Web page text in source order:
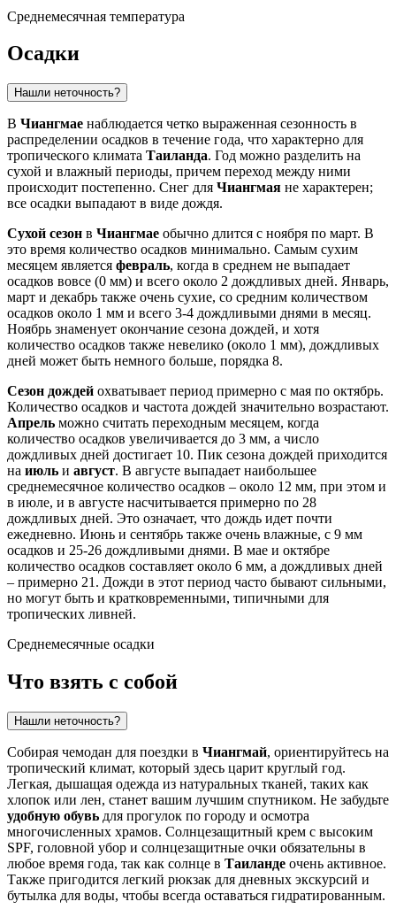
Среднемесячная температура
Осадки
Нашли неточность?
В Чиангмае наблюдается четко выраженная сезонность в
распределении осадков в течение года, что характерно для
тропического климата Таиланда. Год можно разделить на
сухой и влажный периоды, причем переход между ними
происходит постепенно. Снег для Чиангмая не характерен;
все осадки выпадают в виде дождя.
Сухой сезон в Чиангмае обычно длится с ноября по март. В
это время количество осадков минимально. Самым сухим
месяцем является февраль, когда в среднем не выпадает
осадков вовсе (0 мм) и всего около 2 дождливых дней. Январь,
март и декабрь также очень сухие, со средним количеством
осадков около 1 мм и всего 3-4 дождливыми днями в месяц.
Ноябрь знаменует окончание сезона дождей, и хотя
количество осадков также невелико (около 1 мм), дождливых
дней может быть немного больше, порядка 8.
Сезон дождей охватывает период примерно с мая по октябрь.
Количество осадков и частота дождей значительно возрастают.
Апрель можно считать переходным месяцем, когда
количество осадков увеличивается до 3 мм, а число
дождливых дней достигает 10. Пик сезона дождей приходится
на июль и август. В августе выпадает наибольшее
среднемесячное количество осадков – около 12 мм, при этом и
в июле, и в августе насчитывается примерно по 28
дождливых дней. Это означает, что дождь идет почти
ежедневно. Июнь и сентябрь также очень влажные, с 9 мм
осадков и 25-26 дождливыми днями. В мае и октябре
количество осадков составляет около 6 мм, а дождливых дней
– примерно 21. Дожди в этот период часто бывают сильными,
но могут быть и кратковременными, типичными для
тропических ливней.
Среднемесячные осадки
Что взять с собой
Нашли неточность?
Собирая чемодан для поездки в Чиангмай, ориентируйтесь на
тропический климат, который здесь царит круглый год.
Легкая, дышащая одежда из натуральных тканей, таких как
хлопок или лен, станет вашим лучшим спутником. Не забудьте
удобную обувь для прогулок по городу и осмотра
многочисленных храмов. Солнцезащитный крем с высоким
SPF, головной убор и солнцезащитные очки обязательны в
любое время года, так как солнце в Таиланде очень активное.
Также пригодится легкий рюкзак для дневных экскурсий и
бутылка для воды, чтобы всегда оставаться гидратированным.